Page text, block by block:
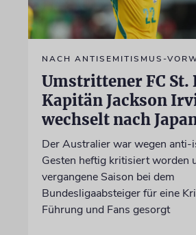
NACH ANTISEMITISMUS-
Umstrittener FC St.
Kapitän Jackson
wechselt nach
Der Australier war wegen anti-
Gesten heftig kritisiert worden
vergangene Saison bei dem
Bundesligaabsteiger für eine
Führung und Fans gesorgt